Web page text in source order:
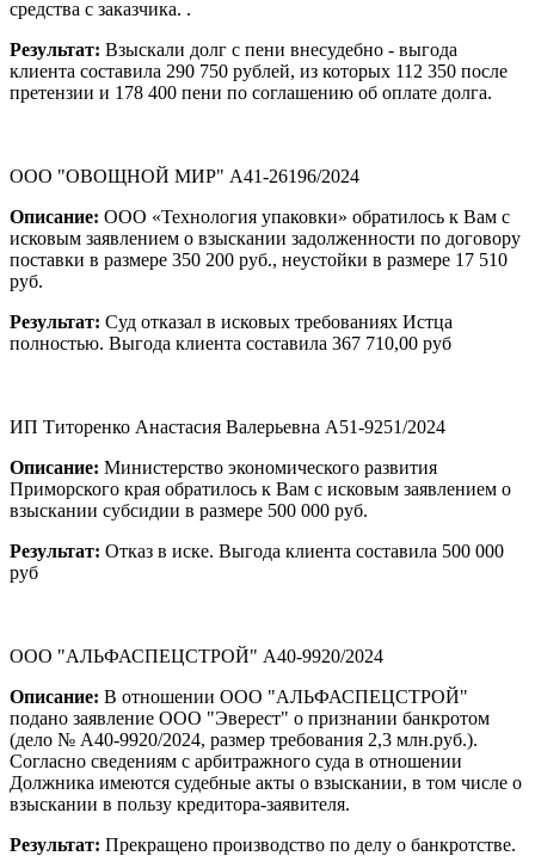
средства с заказчика. .
Результат: Взыскали долг с пени внесудебно - выгода
клиента составила 290 750 рублей, из которых 112 350 после
претензии и 178 400 пени по соглашению об оплате долга.
ООО "ОВОЩНОЙ МИР" А41-26196/2024
Описание: ООО «Технология упаковки» обратилось к Вам с
исковым заявлением о взыскании задолженности по договору
поставки в размере 350 200 руб., неустойки в размере 17 510
руб.
Результат: Суд отказал в исковых требованиях Истца
полностью. Выгода клиента составила 367 710,00 руб
ИП Титоренко Анастасия Валерьевна А51-9251/2024
Описание: Министерство экономического развития
Приморского края обратилось к Вам с исковым заявлением о
взыскании субсидии в размере 500 000 руб.
Результат: Отказ в иске. Выгода клиента составила 500 000
руб
ООО "АЛЬФАСПЕЦСТРОЙ" А40-9920/2024
Описание: В отношении ООО "АЛЬФАСПЕЦСТРОЙ"
подано заявление ООО "Эверест" о признании банкротом
(дело № А40-9920/2024, размер требования 2,3 млн.руб.).
Согласно сведениям с арбитражного суда в отношении
Должника имеются судебные акты о взыскании, в том числе о
взыскании в пользу кредитора-заявителя.
Результат: Прекращено производство по делу о банкротстве.